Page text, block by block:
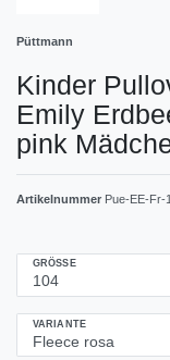
Püttmann
Kinder
Emily
pink
Artikelnummer Pue-EE-Fr-
GRÖSSE
VARIANTE